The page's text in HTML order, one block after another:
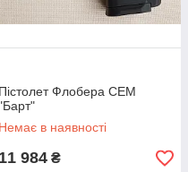
Пістолет Флобера СЕМ
Немає в наявності
11 984 ₴